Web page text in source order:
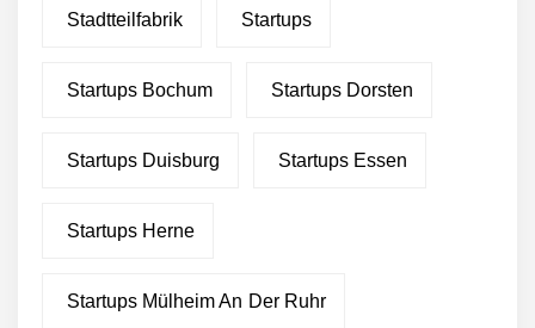
Stadtteilfabrik Startups
Startups Bochum Startups Dorsten
Startups Duisburg Startups Essen
Startups Herne
Startups Mülheim An Der Ruhr